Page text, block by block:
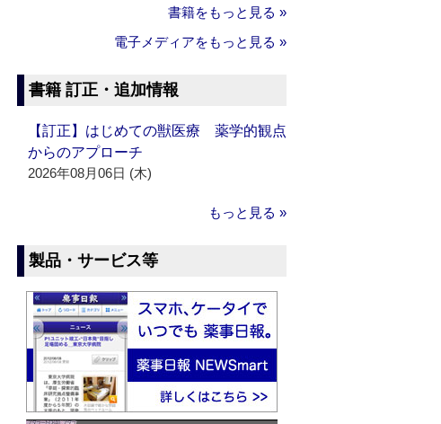
書籍をもっと見る »
電子メディアをもっと見る »
書籍 訂正・追加情報
【訂正】はじめての獣医療 薬学的観点
からのアプローチ
2026年08月06日 (木)
もっと見る »
製品・サービス等